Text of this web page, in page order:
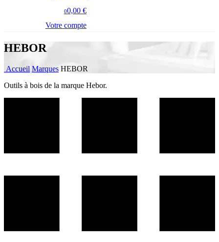
00,00 €
Votre compte
HEBOR
Accueil Marques HEBOR
Outils à bois de la marque Hebor.